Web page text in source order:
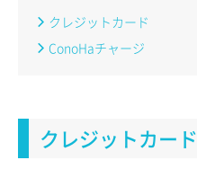
クレジットカード
ConoHaチャージ
クレジットカード